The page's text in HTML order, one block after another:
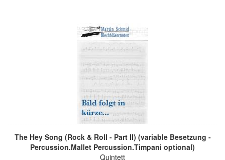
The Hey Song (Rock & Roll - Part II) (variable Besetzung -
Percussion.Mallet Percussion.Timpani optional)
Quintett